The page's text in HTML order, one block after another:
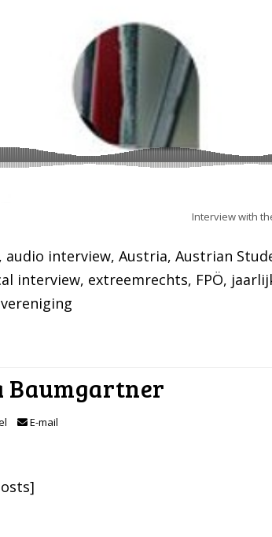
Interview with
, audio interview, Austria, Austrian
interview, extreemrechts, FPÖ,
Baumgartner
E-mail